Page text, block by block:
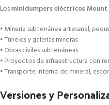
Losminidumpers eléctricos
• Minería subterránea artesanal,
• Túneles y galerías mineras
• Obras civiles subterráneas
• Proyectos de infraestructura con
• Transporte interno de mineral,
Versiones y